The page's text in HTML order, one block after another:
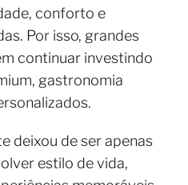
conforto e
Por isso, grandes
continuar investindo
gastronomia
deixou de ser apenas
estilo de vida,